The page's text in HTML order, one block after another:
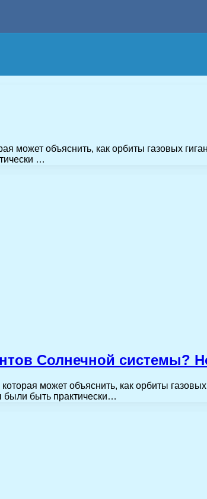
может объяснить, как орбиты газовых
…
Солнечной системы?
может объяснить, как орбиты
были быть практически…